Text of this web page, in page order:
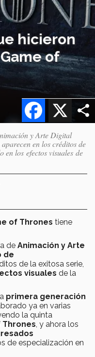
hicieron
of
X
Facebook
y Arte Digital
en los créditos de
en los efectos visuales de
of Thrones tiene
de Animación y Arte
de
de la exitosa serie,
visuales de la
primera generación
ya en varias
la quinta
Thrones , y ahora los
de especialización en